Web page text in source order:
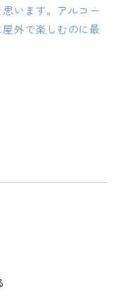
います。アルコー
外で楽しむのに最